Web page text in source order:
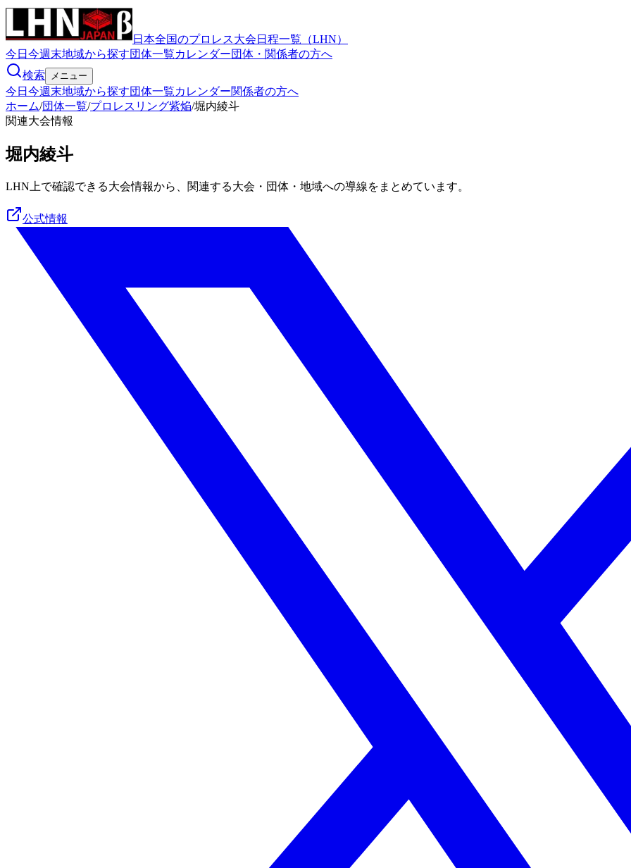
日本全国のプロレス大会日程一覧（LHN）
今日 今週末地域から探す団体一覧カレンダー団体・関係者の方へ
検索
メニュー
今日 今週末地域から探す団体一覧カレンダー関係者の方へ
ホーム/団体一覧/プロレスリング紫焔/堀内綾斗
関連大会情報
堀内綾斗
LHN上で確認できる大会情報から、関連する大会・団体・地域への導線をまとめています。
公式情報